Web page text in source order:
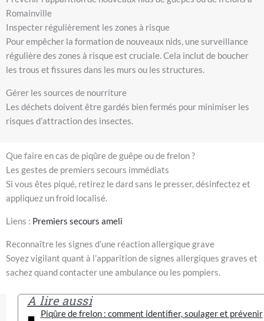
Romainville
Inspecter régulièrement les zones à risque
Pour empêcher la formation de nouveaux nids, une surveillance
régulière des zones à risque est cruciale. Cela inclut de boucher
les trous et fissures dans les murs ou les structures.
Gérer les sources de nourriture
Les déchets doivent être gardés bien fermés pour minimiser les
risques d’attraction des insectes.
Que faire en cas de piqûre de guêpe ou de frelon ?
Les gestes de premiers secours immédiats
Si vous êtes piqué, retirez le dard sans le presser, désinfectez et
appliquez un froid localisé.
Liens : Premiers secours ameli
Reconnaître les signes d’une réaction allergique grave
Soyez vigilant quant à l’apparition de signes allergiques graves et
sachez quand contacter une ambulance ou les pompiers.
A lire aussi
Piqûre de frelon : comment identifier, soulager et prévenir